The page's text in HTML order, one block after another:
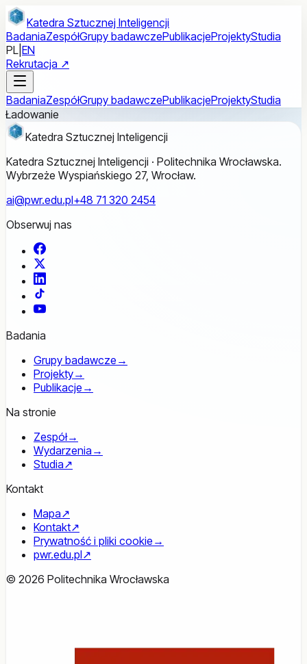
Przejdź do treści głównej
Katedra Sztucznej Inteligencji
BadaniaZespółGrupy badawczePublikacjeProjektyStudia
PL EN
Rekrutacja ↗
BadaniaZespółGrupy badawczePublikacjeProjektyStudia
Ładowanie
Katedra Sztucznej Inteligencji
Katedra Sztucznej Inteligencji · Politechnika Wrocławska.
Wybrzeże Wyspiańskiego 27, Wrocław.
ai@pwr.edu.pl+48 71 320 2454
Obserwuj nas
Facebook
YouTube
Badania
Grupy badawcze →
Projekty→
Publikacje →
Na stronie
Zespół→
Wydarzenia →
Studia↗
Kontakt
Mapa↗
Kontakt↗
Prywatność i pliki cookie →
pwr.edu.pl↗
© 2026 Politechnika Wrocławska